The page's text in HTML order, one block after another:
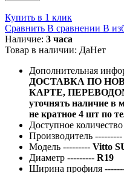
Купить в 1 клик
Сравнить В сравнении В
Наличие: 3 часа
Товар в наличии: ДаНет
Дополнительная
ДОСТАВКА ПО
КАРТЕ,
уточнять наличие в
не кратное 4 шт по
Доступное количество
Производитель ---------
Модель --------- Vitto
Диаметр --------- R19
Ширина профиля